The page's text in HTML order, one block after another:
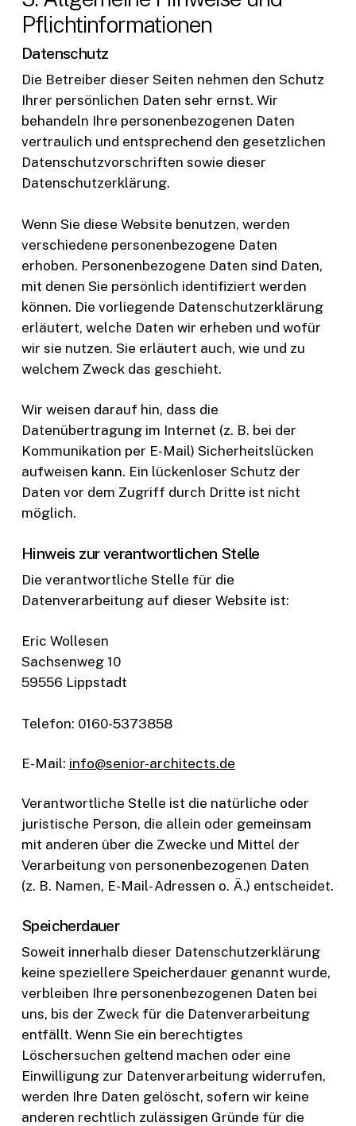
Pflicht­informationen
Datenschutz
Die Betreiber dieser Seiten nehmen den Schutz
Ihrer persönlichen Daten sehr ernst. Wir
behandeln Ihre personenbezogenen Daten
vertraulich und entsprechend den gesetzlichen
Datenschutzvorschriften sowie dieser
Datenschutzerklärung.
Wenn Sie diese Website benutzen, werden
verschiedene personenbezogene Daten
erhoben. Personenbezogene Daten sind Daten,
mit denen Sie persönlich identifiziert werden
können. Die vorliegende Datenschutzerklärung
erläutert, welche Daten wir erheben und wofür
wir sie nutzen. Sie erläutert auch, wie und zu
welchem Zweck das geschieht.
Wir weisen darauf hin, dass die
Datenübertragung im Internet (z. B. bei der
Kommunikation per E-Mail) Sicherheitslücken
aufweisen kann. Ein lückenloser Schutz der
Daten vor dem Zugriff durch Dritte ist nicht
möglich.
Hinweis zur verantwortlichen Stelle
Die verantwortliche Stelle für die
Datenverarbeitung auf dieser Website ist:
Eric Wollesen
Sachsenweg 10
59556 Lippstadt
Telefon: 0160-5373858
E-Mail: info@senior-architects.de
Verantwortliche Stelle ist die natürliche oder
juristische Person, die allein oder gemeinsam
mit anderen über die Zwecke und Mittel der
Verarbeitung von personenbezogenen Daten
(z. B. Namen, E-Mail- Adressen o. Ä.) entscheidet.
Speicherdauer
Soweit innerhalb dieser Datenschutzerklärung
keine speziellere Speicherdauer genannt wurde,
verbleiben Ihre personenbezogenen Daten bei
uns, bis der Zweck für die Datenverarbeitung
entfällt. Wenn Sie ein berechtigtes
Löschersuchen geltend machen oder eine
Einwilligung zur Datenverarbeitung widerrufen,
werden Ihre Daten gelöscht, sofern wir keine
anderen rechtlich zulässigen Gründe für die